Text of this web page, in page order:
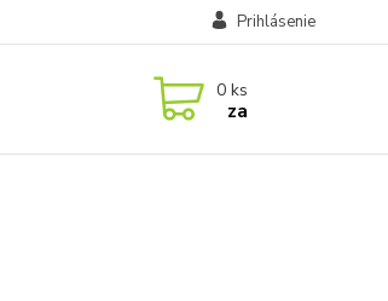
Prihlásenie
0 ks
za